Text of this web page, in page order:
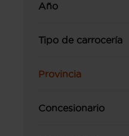
Año
Tipo de carrocería
Provincia
Concesionario